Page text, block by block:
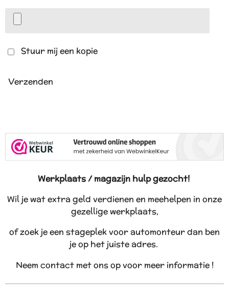
Stuur mij een kopie
Verzenden
Werkplaats / magazijn hulp gezocht!
Wil je wat extra geld verdienen en meehelpen in onze
gezellige werkplaats,
of zoek je een stageplek voor automonteur dan ben
je op het juiste adres.
Neem contact met ons op voor meer informatie !